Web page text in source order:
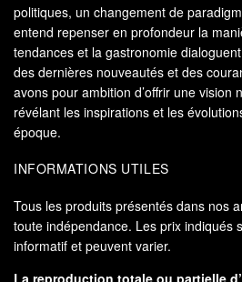
politiques, un changement de
entend repenser en profondeur la
tendances et la gastronomie
des dernières nouveautés et des
avons pour ambition d’offrir une vision
révélant les inspirations et les
époque.
INFORMATIONS UTILES
Tous les produits présentés dans nos
toute indépendance. Les prix indiqués
informatif et peuvent varier.
La reproduction totale ou partielle